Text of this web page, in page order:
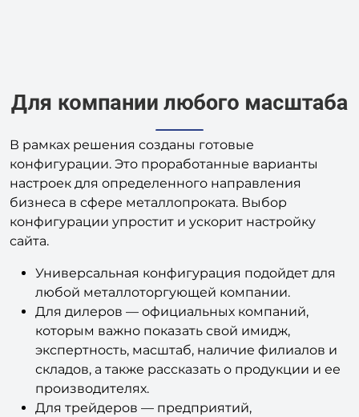
В рамках решения созданы готовые
конфигурации. Это проработанные варианты
настроек для определенного направления
бизнеса в сфере металлопроката. Выбор
конфигурации упростит и ускорит настройку
сайта.
Универсальная конфигурация подойдет для
любой металлоторгующей компании.
Для дилеров — официальных компаний,
которым важно показать свой имидж,
экспертность, масштаб, наличие филиалов и
складов, а также рассказать о продукции и ее
производителях.
Для трейдеров — предприятий,